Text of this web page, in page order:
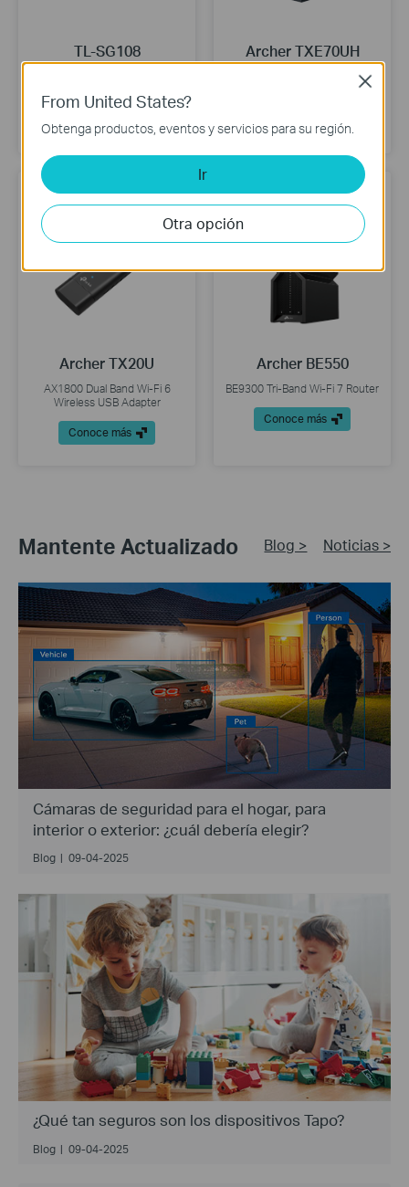
TL-SG108 Archer TXE70UH
AXE5400 Wi-Fi 6E High Gain
Archer TX20U
AX1800 Dual Band Wi-Fi 6
Wireless USB Adapter
Conoce más
Archer BE550
BE9300 Tri-Band Wi-Fi 7 Router
Conoce más
Mantente Actualizado Blog > Noticias >
Cámaras de seguridad para el hogar, para
interior o exterior: ¿cuál debería elegir?
Blog | 09-04-2025
¿Qué tan seguros son los dispositivos Tapo?
Blog | 09-04-2025
From United States?
Obtenga productos, eventos y servicios para su región.
Ir
Otra opción
Close